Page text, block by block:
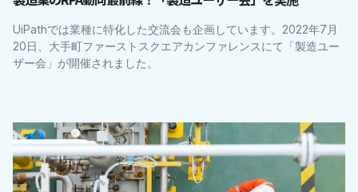
UiPathでは業種に特化した交流会も企画しています。2022年7月
20日、大手町ファーストスクエアカンファレンスにて「製造ユー
ザー会」が開催されました。